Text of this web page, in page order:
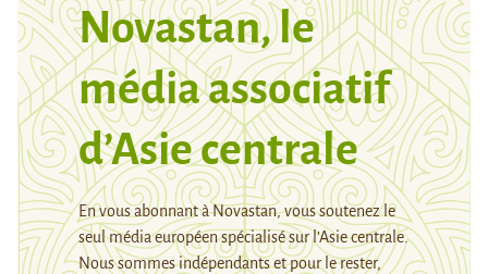
Novastan, le
média associatif
d’Asie centrale
En vous abonnant à Novastan, vous soutenez le
seul média européen spécialisé sur l’Asie centrale.
Nous sommes indépendants et pour le rester,